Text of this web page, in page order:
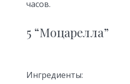
часов.
5 “Моцарелла”
Ингредиенты: